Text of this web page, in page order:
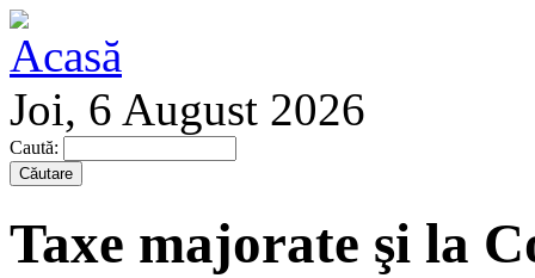
Joi, 6 August 2026
Caută:
Taxe majorate şi la